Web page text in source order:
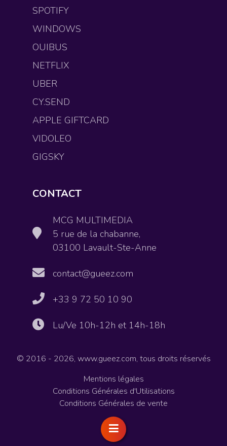
SPOTIFY
WINDOWS
OUIBUS
NETFLIX
UBER
CY.SEND
APPLE GIFTCARD
VIDOLEO
GIGSKY
CONTACT
MCG MULTIMEDIA
5 rue de la chabanne,
03100 Lavault-Ste-Anne
contact@gueez.com
+33 9 72 50 10 90
Lu/Ve 10h-12h et 14h-18h
© 2016 - 2026, www.gueez.com, tous droits réservés
Mentions légales
Conditions Générales d'Utilisations
Conditions Générales de vente